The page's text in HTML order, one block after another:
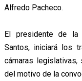
Alfredo Pacheco.
El presidente de la
Santos, iniciará los
cámaras
del motivo de la